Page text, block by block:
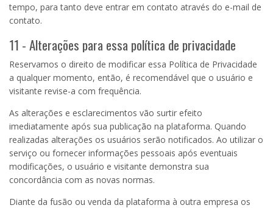
tempo, para tanto deve entrar em contato através do e-mail de
contato.
11 - Alterações para essa política de privacidade
Reservamos o direito de modificar essa Política de Privacidade
a qualquer momento, então, é recomendável que o usuário e
visitante revise-a com frequência.
As alterações e esclarecimentos vão surtir efeito
imediatamente após sua publicação na plataforma. Quando
realizadas alterações os usuários serão notificados. Ao utilizar o
serviço ou fornecer informações pessoais após eventuais
modificações, o usuário e visitante demonstra sua
concordância com as novas normas.
Diante da fusão ou venda da plataforma à outra empresa os